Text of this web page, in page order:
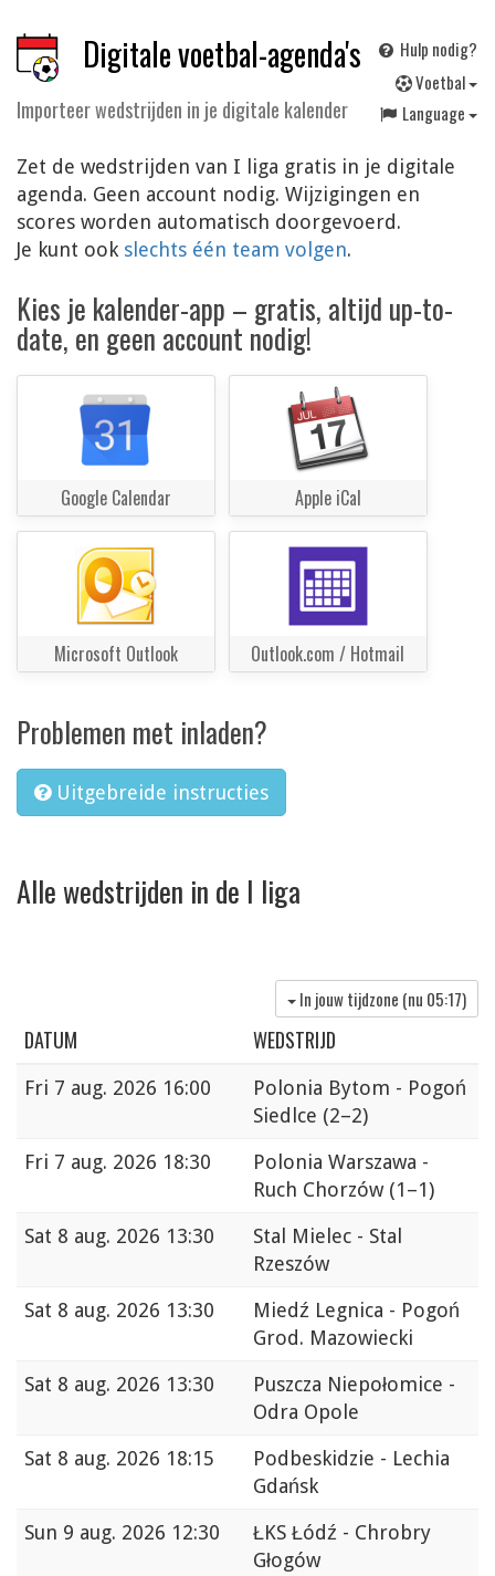
Digitale voetbal-agenda's
Importeer wedstrijden in je digitale kalender
Hulp nodig?
Voetbal
Language
Zet de wedstrijden van I liga gratis in je digitale
agenda. Geen account nodig. Wijzigingen en
scores worden automatisch doorgevoerd.
Je kunt ook slechts één team volgen.
Kies je kalender-app – gratis, altijd up-to-
date, en geen account nodig!
Google Calendar Apple iCal
Microsoft Outlook Outlook.com / Hotmail
Problemen met inladen?
Uitgebreide instructies
Alle wedstrijden in de I liga
In jouw tijdzone (nu 05:17)
DATUM WEDSTRIJD
Fri 7 aug. 2026 16:00
Polonia Bytom - Pogoń
Siedlce (2–2)
Fri 7 aug. 2026 18:30
Polonia Warszawa -
Ruch Chorzów (1–1)
Sat 8 aug. 2026 13:30
Stal Mielec - Stal
Rzeszów
Sat 8 aug. 2026 13:30
Miedź Legnica - Pogoń
Grod. Mazowiecki
Sat 8 aug. 2026 13:30
Puszcza Niepołomice -
Odra Opole
Sat 8 aug. 2026 18:15
Podbeskidzie - Lechia
Gdańsk
Sun 9 aug. 2026 12:30
ŁKS Łódź - Chrobry
Głogów